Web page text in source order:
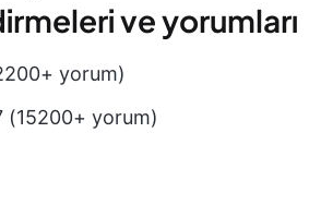
ve yorumları
yorum)
(15200+ yorum)